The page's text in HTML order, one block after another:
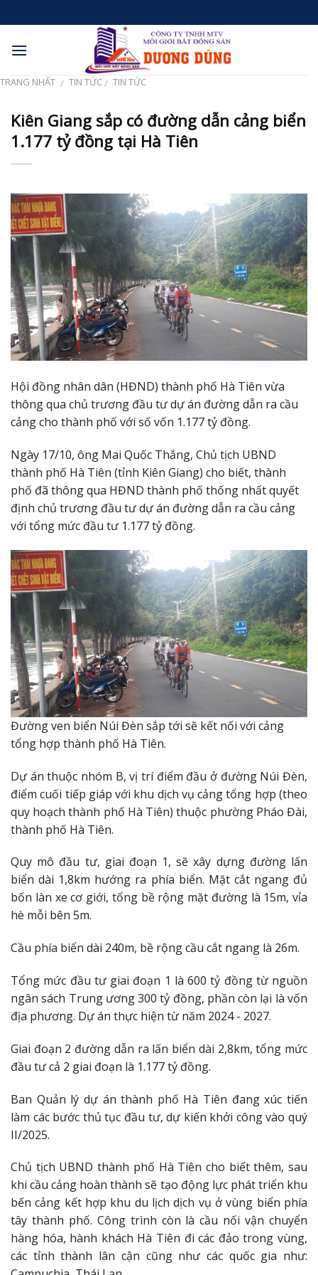
to
content
TRANG NHẤT / TIN TỨC / TIN TỨC
Kiên Giang sắp có đường dẫn cảng biển
1.177 tỷ đồng tại Hà Tiên
Hội đồng nhân dân (HĐND) thành phố Hà Tiên vừa
thông qua chủ trương đầu tư dự án đường dẫn ra cầu
cảng cho thành phố với số vốn 1.177 tỷ đồng.
Ngày 17/10, ông Mai Quốc Thắng, Chủ tịch UBND
thành phố Hà Tiên (tỉnh Kiên Giang) cho biết, thành
phố đã thông qua HĐND thành phố thống nhất quyết
định chủ trương đầu tư dự án đường dẫn ra cầu cảng
với tổng mức đầu tư 1.177 tỷ đồng.
Đường ven biển Núi Đèn sắp tới sẽ kết nối với cảng
tổng hợp thành phố Hà Tiên.
Dự án thuộc nhóm B, vị trí điểm đầu ở đường Núi Đèn,
điểm cuối tiếp giáp với khu dịch vụ cảng tổng hợp (theo
quy hoạch thành phố Hà Tiên) thuộc phường Pháo Đài,
thành phố Hà Tiên.
Quy mô đầu tư, giai đoạn 1, sẽ xây dựng đường lấn
biển dài 1,8km hướng ra phía biển. Mặt cắt ngang đủ
bốn làn xe cơ giới, tổng bề rộng mặt đường là 15m, vỉa
hè mỗi bên 5m.
Cầu phía biển dài 240m, bề rộng cầu cắt ngang là 26m.
Tổng mức đầu tư giai đoạn 1 là 600 tỷ đồng từ nguồn
ngân sách Trung ương 300 tỷ đồng, phần còn lại là vốn
địa phương. Dự án thực hiện từ năm 2024 - 2027.
Giai đoạn 2 đường dẫn ra lấn biển dài 2,8km, tổng mức
đầu tư cả 2 giai đoạn là 1.177 tỷ đồng.
Ban Quản lý dự án thành phố Hà Tiên đang xúc tiến
làm các bước thủ tục đầu tư, dự kiến khởi công vào quý
II/2025.
Chủ tịch UBND thành phố Hà Tiên cho biết thêm, sau
khi cầu cảng hoàn thành sẽ tạo động lực phát triển khu
bến cảng kết hợp khu du lịch dịch vụ ở vùng biển phía
tây thành phố. Công trình còn là cầu nối vận chuyển
hàng hóa, hành khách Hà Tiên đi các đảo trong vùng,
các tỉnh thành lân cận cũng như các quốc gia như: